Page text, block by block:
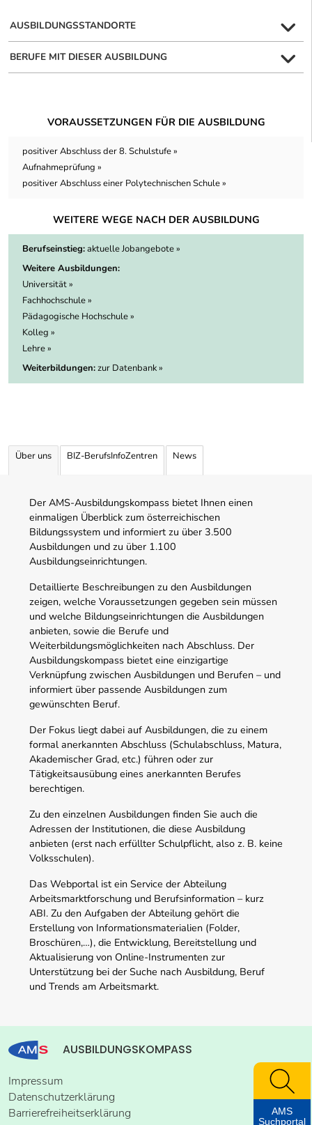
AUSBILDUNGSSTANDORTE
BERUFE MIT DIESER AUSBILDUNG
VORAUSSETZUNGEN FÜR DIE AUSBILDUNG
positiver Abschluss der 8. Schulstufe »
Aufnahmeprüfung »
positiver Abschluss einer Polytechnischen Schule »
WEITERE WEGE NACH DER AUSBILDUNG
Berufseinstieg:aktuelle Jobangebote »
Weitere Ausbildungen:
Universität »
Fachhochschule »
Pädagogische Hochschule »
Kolleg »
Lehre »
Weiterbildungen:zur Datenbank »
Über uns BIZ-BerufsInfoZentren News
Der AMS-Ausbildungskompass bietet Ihnen einen
einmaligen Überblick zum österreichischen
Bildungssystem und informiert zu über 3.500
Ausbildungen und zu über 1.100
Ausbildungseinrichtungen.
Detaillierte Beschreibungen zu den Ausbildungen
zeigen, welche Voraussetzungen gegeben sein müssen
und welche Bildungseinrichtungen die Ausbildungen
anbieten, sowie die Berufe und
Weiterbildungsmöglichkeiten nach Abschluss. Der
Ausbildungskompass bietet eine einzigartige
Verknüpfung zwischen Ausbildungen und Berufen – und
informiert über passende Ausbildungen zum
gewünschten Beruf.
Der Fokus liegt dabei auf Ausbildungen, die zu einem
formal anerkannten Abschluss (Schulabschluss, Matura,
Akademischer Grad, etc.) führen oder zur
Tätigkeitsausübung eines anerkannten Berufes
berechtigen.
Zu den einzelnen Ausbildungen finden Sie auch die
Adressen der Institutionen, die diese Ausbildung
anbieten (erst nach erfüllter Schulpflicht, also z. B. keine
Volksschulen).
Das Webportal ist ein Service der Abteilung
Arbeitsmarktforschung und Berufsinformation – kurz
ABI. Zu den Aufgaben der Abteilung gehört die
Erstellung von Informationsmaterialien (Folder,
Broschüren,…), die Entwicklung, Bereitstellung und
Aktualisierung von Online-Instrumenten zur
Unterstützung bei der Suche nach Ausbildung, Beruf
und Trends am Arbeitsmarkt.
AUSBILDUNGSKOMPASS
Impressum
Datenschutzerklärung
Barrierefreiheitserklärung
AMS
Suchportal